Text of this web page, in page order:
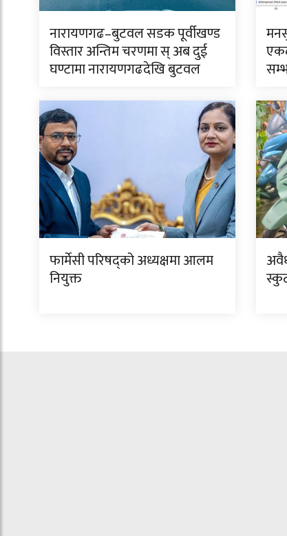
नारायणगढ–बुटवल सडक पूर्वीखण्ड
विस्तार अन्तिम चरणमा स् अब दुई
घण्टामा नारायणगढदेखि बुटवल
फार्मेसी परिषद्को अध्यक्षमा आलम
नियुक्त